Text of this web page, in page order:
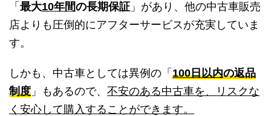
「 最大10年間の長期保証 」があり、他の中古車販売
店よりも圧倒的にアフターサービスが充実していま
す。
しかも、中古車としては異例の「 100日以内の返品
制度 」もあるので、 不安のある中古車を、リスクな
く安心して購入することができます。